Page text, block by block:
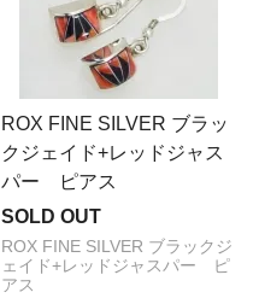
ROX FINE SILVER ブラッ
クジェイド+レッドジャス
パー ピアス
SOLD OUT
ROX FINE SILVER ブラックジ
ェイド+レッドジャスパー ピ
アス